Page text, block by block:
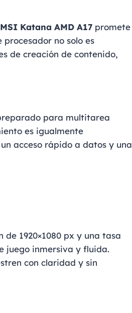
MSI Katana AMD A17 promete
no solo es
de creación de contenido,
para multitarea
es igualmente
acceso rápido a datos y una
de 1920×1080 px y una tasa
juego inmersiva y fluida.
con claridad y sin